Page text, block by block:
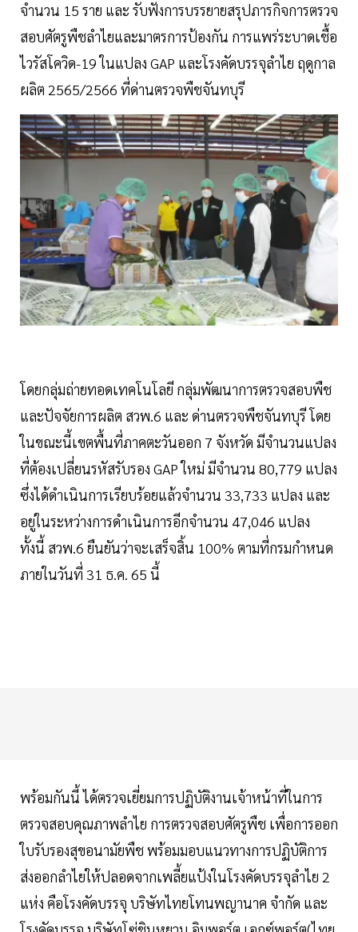
จำนวน 15 ราย และ รับฟังการบรรยายสรุปภารกิจการตรวจ
สอบศัตรูพืชลำไยและมาตรการป้องกัน การแพร่ระบาดเชื้อ
ไวรัสโควิด-19 ในแปลง GAP และโรงคัดบรรจุลำไย ฤดูกาล
ผลิต 2565/2566 ที่ด่านตรวจพืชจันทบุรี
โดยกลุ่มถ่ายทอดเทคโนโลยี กลุ่มพัฒนาการตรวจสอบพืช
และปัจจัยการผลิต สวพ.6 และ ด่านตรวจพืชจันทบุรี โดย
ในขณะนี้เขตพื้นที่ภาคตะวันออก 7 จังหวัด มีจำนวนแปลง
ที่ต้องเปลี่ยนรหัสรับรอง GAP ใหม่ มีจำนวน 80,779 แปลง
ซึ่งได้ดำเนินการเรียบร้อยแล้วจำนวน 33,733 แปลง และ
อยู่ในระหว่างการดำเนินการอีกจำนวน 47,046 แปลง
ทั้งนี้ สวพ.6 ยืนยันว่าจะเสร็จสิ้น 100% ตามที่กรมกำหนด
ภายในวันที่ 31 ธ.ค. 65 นี้
พร้อมกันนี้ ได้ตรวจเยี่ยมการปฏิบัติงานเจ้าหน้าที่ในการ
ตรวจสอบคุณภาพลำไย การตรวจสอบศัตรูพืช เพื่อการออก
ใบรับรองสุขอนามัยพืช พร้อมมอบแนวทางการปฏิบัติการ
ส่งออกลำไยให้ปลอดจากเพลี้ยแป้งในโรงคัดบรรจุลำไย 2
แห่ง คือโรงคัดบรรจุ บริษัทไทยโทนพญานาค จำกัด และ